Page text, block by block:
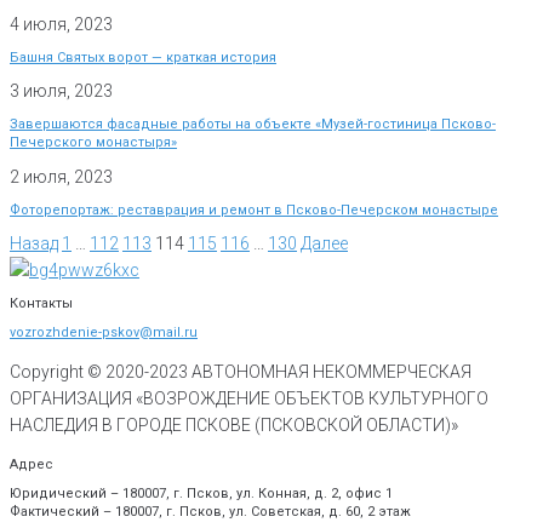
4 июля, 2023
Башня Святых ворот — краткая история
3 июля, 2023
Завершаются фасадные работы на объекте «Музей-гостиница Псково-
Печерского монастыря»
2 июля, 2023
Фоторепортаж: реставрация и ремонт в Псково-Печерском монастыре
Назад 1 112 113 114 115 116 130 Далее
Контакты
vozrozhdenie-pskov@mail.ru
Copyright © 2020-2023 АВТОНОМНАЯ НЕКОММЕРЧЕСКАЯ
ОРГАНИЗАЦИЯ «ВОЗРОЖДЕНИЕ ОБЪЕКТОВ КУЛЬТУРНОГО
НАСЛЕДИЯ В ГОРОДЕ ПСКОВЕ (ПСКОВСКОЙ ОБЛАСТИ)»
Адрес
Юридический – 180007, г. Псков, ул. Конная, д. 2, офис 1
Фактический – 180007, г. Псков, ул. Советская, д. 60, 2 этаж